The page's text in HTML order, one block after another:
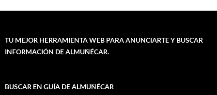
TU MEJOR HERRAMIENTA WEB PARA ANUNCIARTE Y BUSCAR
INFORMACIÓN DE ALMUÑÉCAR.
BUSCAR EN GUÍA DE ALMUÑÉCAR